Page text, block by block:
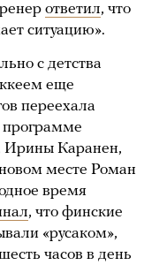
ответил, что
ситуацию».
с детства
еще
переехала
программе
Ирины Каранен,
месте Роман
время
, что финские
«русаком»,
часов в день